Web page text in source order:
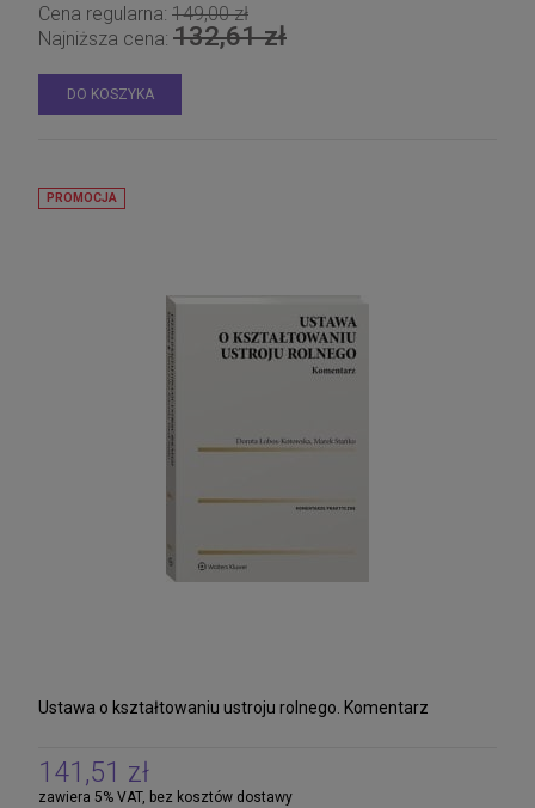
Cena regularna: 149,00 zł
Najniższa cena: 132,61 zł
DO KOSZYKA
Ustawa o kształtowaniu ustroju rolnego. Komentarz
141,51 zł
zawiera 5% VAT, bez kosztów dostawy
PROMOCJA